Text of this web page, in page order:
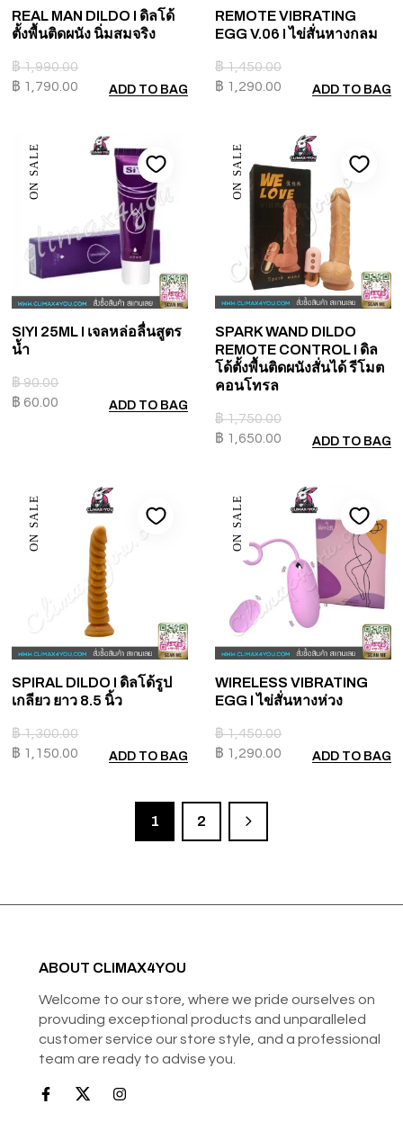
REAL MAN DILDO I ดิลโด้
ตั้งพื้นติดผนัง นิ่มสมจริง
฿1,990.00
฿ 1,790.00 ADD TO BAG
REMOTE VIBRATING
EGG V.06 I ไข่สั่นหางกลม
฿1,450.00
฿ 1,290.00 ADD TO BAG
ON SALE
SIYI 25ML I เจลหล่อลื่นสูตร
น้ำ
฿90.00
฿ 60.00 ADD TO BAG
ON SALE
SPARK WAND DILDO
REMOTE CONTROL I ดิล
โด้ตั้งพื้นติดผนังสั่นได้ รีโมต
คอนโทรล
฿1,750.00
฿ 1,650.00 ADD TO BAG
ON SALE
SPIRAL DILDO I ดิลโด้รูป
เกลียว ยาว 8.5 นิ้ว
฿1,300.00
฿ 1,150.00 ADD TO BAG
ON SALE
WIRELESS VIBRATING
EGG I ไข่สั่นหางห่วง
฿1,450.00
฿ 1,290.00 ADD TO BAG
1 2
ABOUT CLIMAX4YOU
Welcome to our store, where we pride ourselves on
provuding exceptional products and unparalleled
customer service our store style, and a professional
team are ready to advise you.